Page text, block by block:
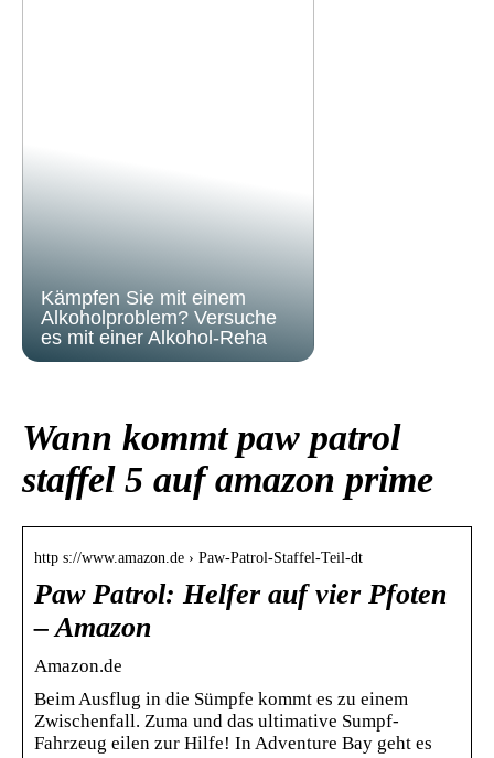
Kämpfen Sie mit einem
Alkoholproblem? Versuche
es mit einer Alkohol-Reha
Wann kommt paw patrol
staffel 5 auf amazon prime
http s://www.amazon.de › Paw-Patrol-Staffel-Teil-dt
Paw Patrol: Helfer auf vier Pfoten
– Amazon
Amazon.de
Beim Ausflug in die Sümpfe kommt es zu einem
Zwischenfall. Zuma und das ultimative Sumpf-
Fahrzeug eilen zur Hilfe! In Adventure Bay geht es